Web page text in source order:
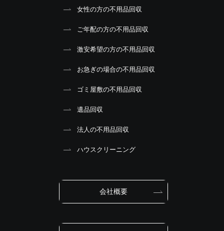
女性の方の不用品回収
ご年配の方の不用品回収
激安希望の方の不用品回収
お急ぎの場合の不用品回収
ゴミ屋敷の不用品回収
遺品回収
法人の不用品回収
ハウスクリーニング
会社概要